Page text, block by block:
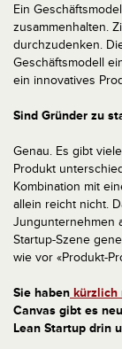
Ein
zusammenhalten.
durchzudenken.
Geschäftsmodell
ein innovatives
Sind Gründer zu
Genau. Es gibt
Produkt
Kombination mit
allein reicht nicht.
Jungunternehmen
Startup-Szene
wie vor «Produkt-
Sie haben kürzlich
Canvas gibt es
Lean Startup drin